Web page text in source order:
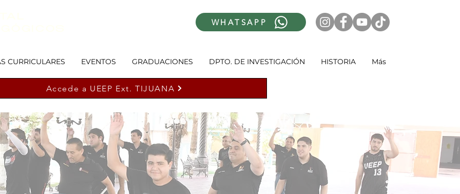
WHATSAPP
CURRICULARES EVENTOS GRADUACIONES DPTO. DE INVESTIGACIÓN HISTORIA Más
Accede a UEEP Ext. TIJUANA